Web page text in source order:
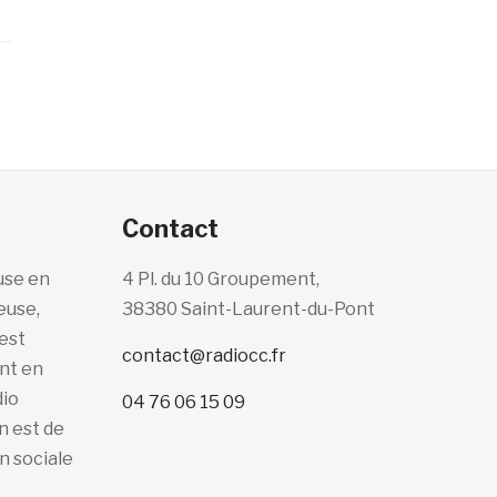
en
en
est de
sociale
Contact
4 Pl. du 10 Groupement,
38380 Saint-Laurent-du-Pont
contact@radiocc.fr
04 76 06 15 09